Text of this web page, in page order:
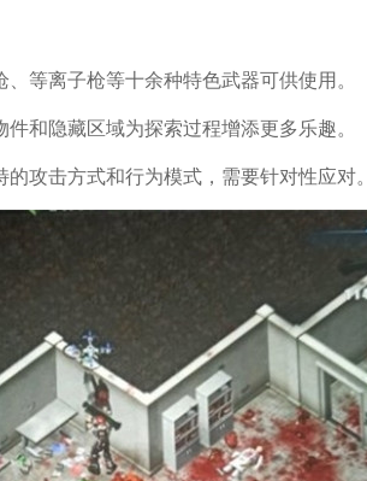
等离子枪等十余种特色武器可供使用。
和隐藏区域为探索过程增添更多乐趣。
攻击方式和行为模式，需要针对性应对。